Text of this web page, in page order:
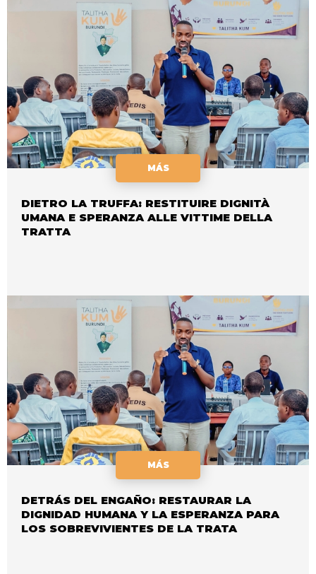
MÁS
DIETRO LA TRUFFA: RESTITUIRE DIGNITÀ
UMANA E SPERANZA ALLE VITTIME DELLA
TRATTA
MÁS
DETRÁS DEL ENGAÑO: RESTAURAR LA
DIGNIDAD HUMANA Y LA ESPERANZA PARA
LOS SOBREVIVIENTES DE LA TRATA